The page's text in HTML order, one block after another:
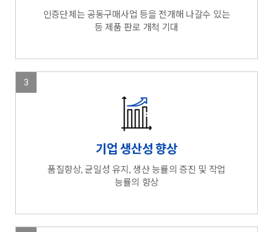
인증단체는 공동구매사업 등을 전개해 나갈수 있는
등 제품 판로 개척 기대
3
기업 생산성 향상
품질향상, 균일성 유지, 생산 능률의 증진 및 작업
능률의 향상